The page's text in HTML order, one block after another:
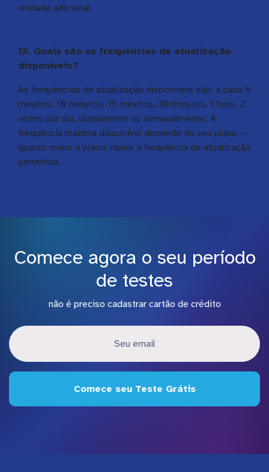
unidade adicional
13. Quais são as frequências de atualização
disponíveis?
As frequências de atualização disponíveis são: a cada 5
minutos, 10 minutos, 15 minutos, 30 minutos, 1 hora, 2
vezes por dia, diariamente ou semanalmente. A
frequência máxima disponível depende do seu plano —
quanto maior o plano, maior a frequência de atualização
permitida.
Comece agora o seu período
de testes
não é preciso cadastrar cartão de crédito
Comece seu Teste Grátis